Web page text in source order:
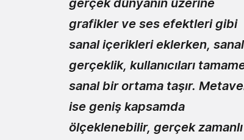
gerçek dünyanın üzerine
grafikler ve ses efektleri gibi
sanal içerikleri eklerken, sanal
gerçeklik, kullanıcıları
sanal bir ortama taşır.
ise geniş kapsamda
ölçeklenebilir, gerçek zamanlı